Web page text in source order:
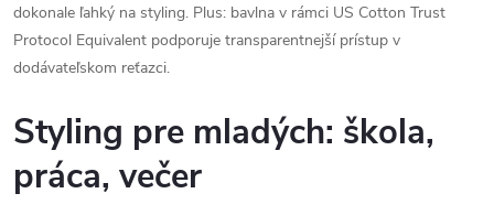
dokonale ľahký na styling. Plus: bavlna v rámci US Cotton Trust
Protocol Equivalent podporuje transparentnejší prístup v
dodávateľskom reťazci.
Styling pre mladých: škola,
práca, večer